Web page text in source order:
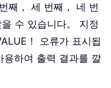
째， 세 번째， 네 번
수 있습니다。 지정
！ 오류가 표시됩
용하여 출력 결과를 깔